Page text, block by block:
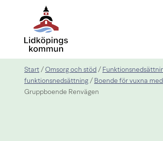
Start / Omsorg och stöd /
funktionsnedsättning / Boende för vuxna
Gruppboende Renvägen